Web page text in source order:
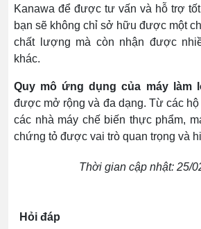
Kanawa để được tư vấn và hỗ trợ
bạn sẽ không chỉ sở hữu được một
chất lượng mà còn nhận được
khác.
Quy mô ứng dụng của máy làm
được mở rộng và đa dạng. Từ các
các nhà máy chế biến thực phẩm,
chứng tỏ được vai trò quan trọng và
Thời gian cập nhật: 25/
Hỏi đáp